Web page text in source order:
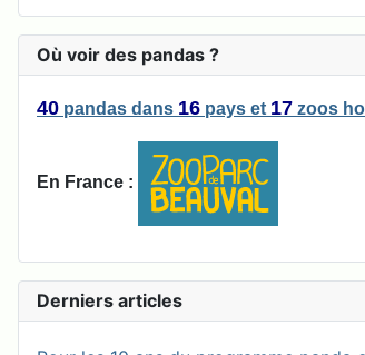
Où voir des pandas ?
40 pandas dans 16 pays et 17 zoos
En France :
Derniers articles